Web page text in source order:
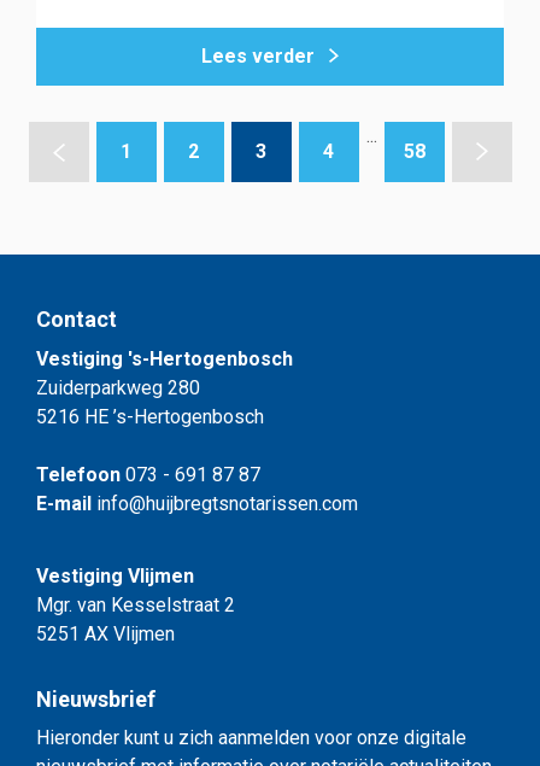
Lees verder
1 2 3 4
...
58
Contact
Vestiging 's-Hertogenbosch
Zuiderparkweg 280
5216 HE ’s-Hertogenbosch
Telefoon 073 - 691 87 87
E-mail info@huijbregtsnotarissen.com
Vestiging Vlijmen
Mgr. van Kesselstraat 2
5251 AX Vlijmen
Nieuwsbrief
Hieronder kunt u zich aanmelden voor onze digitale